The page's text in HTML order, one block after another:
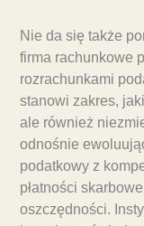
Nie da się także
firma rachunkowe
rozrachunkami
stanowi zakres,
ale również
odnośnie
podatkowy z
płatności
oszczędności.